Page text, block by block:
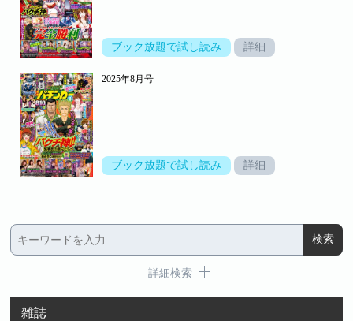
ブック放題で試し読み 詳細
2025年8月号
ブック放題で試し読み 詳細
詳細検索
雑誌